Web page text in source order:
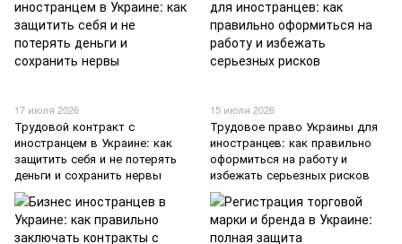
17 июля 2026
Трудовой контракт с
иностранцем в Украине: как
защитить себя и не потерять
деньги и сохранить нервы
15 июля 2026
Трудовое право Украины для
иностранцев: как правильно
оформиться на работу и
избежать серьезных рисков